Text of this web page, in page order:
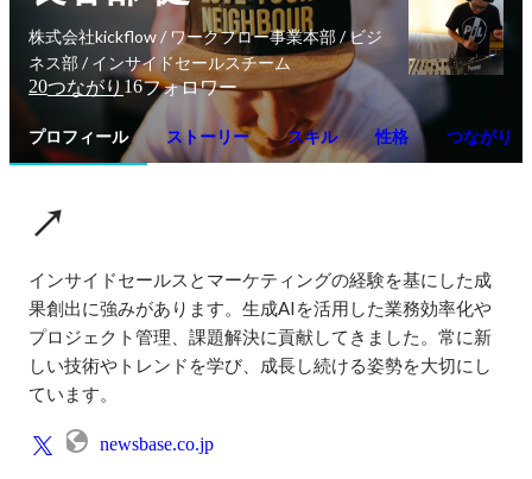
株式会社kickflow / ワークフロー事業本部 / ビジ
ネス部 / インサイドセールスチーム
20つながり 16フォロワー
プロフィール ストーリー スキル 性格 つながり
↗
インサイドセールスとマーケティングの経験を基にした成
果創出に強みがあります。生成AIを活用した業務効率化や
プロジェクト管理、課題解決に貢献してきました。常に新
しい技術やトレンドを学び、成長し続ける姿勢を大切にし
ています。
newsbase.co.jp